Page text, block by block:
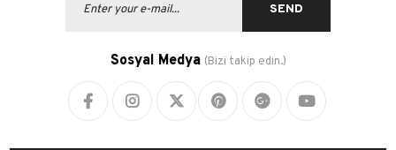
SEND
Sosyal Medya (Bizi takip edin.)